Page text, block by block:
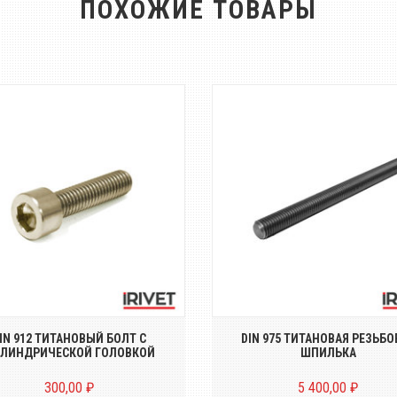
ПОХОЖИЕ ТОВАРЫ
912 ТИТАНОВЫЙ БОЛТ С
ГОЛОВКОЙ
300,00 ₽
титана марки titan gr.2 (ВТ
DIN 975 ТИТАНОВАЯ
ШПИЛЬКА
5 400,00 ₽